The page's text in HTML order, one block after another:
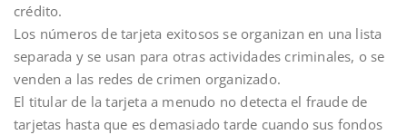
crédito.
Los números de tarjeta exitosos se organizan en una lista
separada y se usan para otras actividades criminales, o se
venden a las redes de crimen organizado.
El titular de la tarjeta a menudo no detecta el fraude de
tarjetas hasta que es demasiado tarde cuando sus fondos